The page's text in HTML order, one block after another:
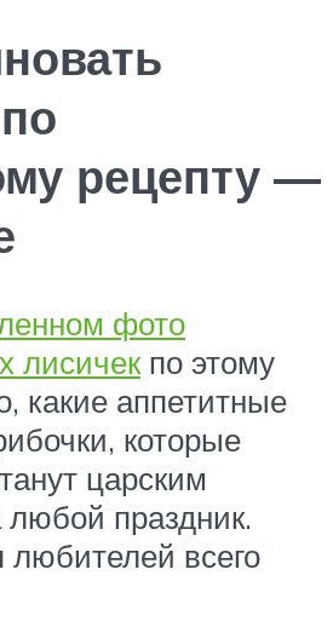
рецепту —
фото
лисичекпо этому
какие аппетитные
которые
царским
праздник.
всего